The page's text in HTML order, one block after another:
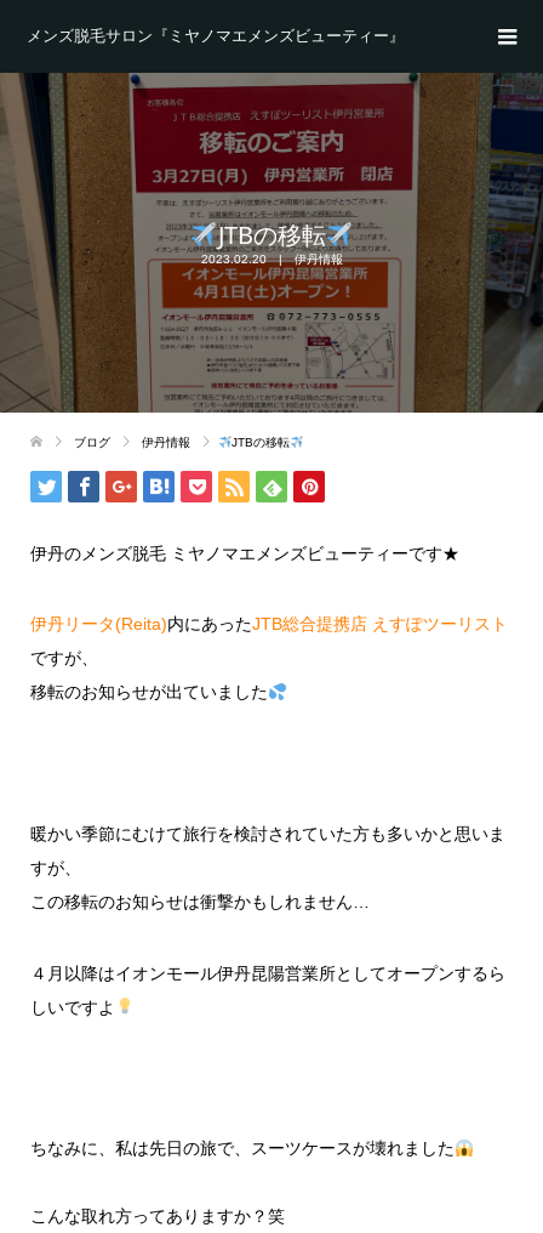
メンズ脱毛サロン『ミヤノマエメンズビューティー』
JTBの移転
2023.02.20 伊丹情報
ブログ 伊丹情報 JTBの移転
伊丹のメンズ脱毛 ミヤノマエメンズビューティーです★
伊丹リータ(Reita)内にあったJTB総合提携店 えすぽツーリスト
ですが、
移転のお知らせが出ていました
暖かい季節にむけて旅行を検討されていた方も多いかと思いま
すが、
この移転のお知らせは衝撃かもしれません…
４月以降はイオンモール伊丹昆陽営業所としてオープンするら
しいですよ
ちなみに、私は先日の旅で、スーツケースが壊れました
こんな取れ方ってありますか？笑